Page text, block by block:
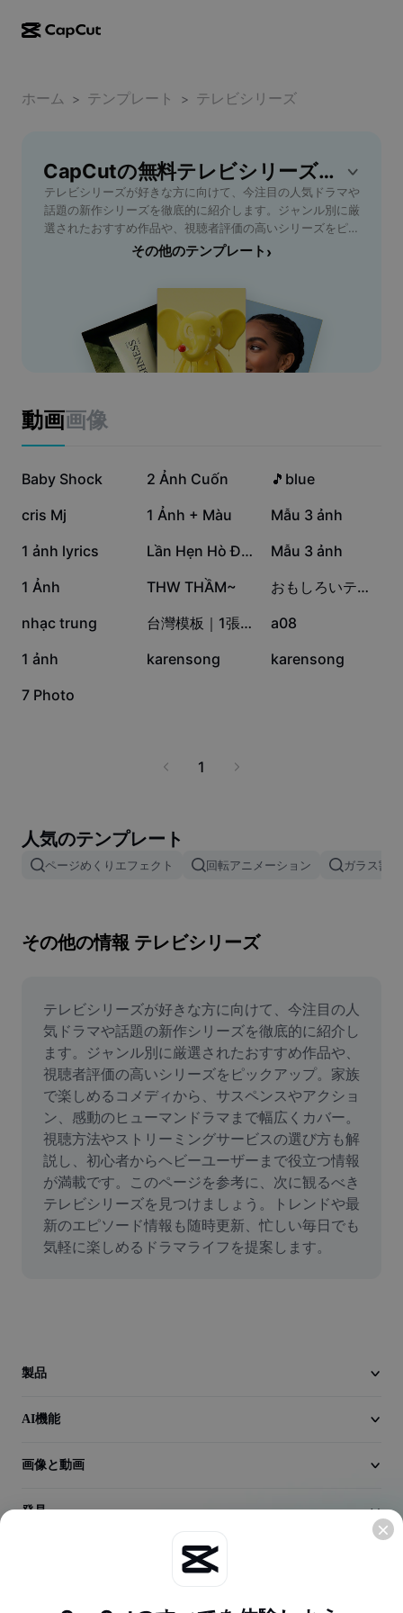
CapCutデスクトップ
CapCut Pad
CapCutモバイル
動画スタジオ
AI動画ジェネレーター
AI画像ジェネレーター
Dreamina Seedance 2.5
Nano Banana Pro
自動キャプション
キャプションテンプレート
画像結合
画像サイズ変更
ミームジェネレーター
AI Text Remover
AI People Remover
AI Inpainting
Face Cutout
動画
動画のトリミング
動画への字幕追加
動画エディター＆ジェネレーター
画像エディター＆ジェネレーター
音声ジェネレーター＆エディター
ユースケース
マーケティング
ソーシャルメディアのテンプレート
その他
カレンダーのテンプレート
アニバーサリーのテンプレート
エフェクトのテンプレート
産業のテンプレート
振り返りのテンプレート
取り組み
アフィリエイト
パイオニアプログラム
クリエイティブパートナープログラム
CapCutクリエイティブキャンパス
トラストセンター
ヘルプセンター
ニュースルーム
CapCutの利用規約について
Dreamina Seedance 2.0 Launch
ホーム > テンプレート > テレビシリーズ
CapCutの無料テレビシリーズテンプレート
テレビシリーズが好きな方に向けて、今注目の人気ドラマや
話題の新作シリーズを徹底的に紹介します。ジャンル別に厳
選されたおすすめ作品や、視聴者評価の高いシリーズをピッ
クアップ。家族で楽しめるコメディから、サスペンスやアク
ヘビーユーザーまで役立つ情報が満載です。このページを参
考に、次に観るべきテレビシリーズを見つけましょう。トレ
ンドや最新のエピソード情報も随時更新、忙しい毎日でも気
軽に楽しめるドラマライフを提案します。
その他のテンプレート ›
動画画像
87.3万
Baby Shock 43.6万
2 Ảnh Cuốn 42万
🎵blue
36.6万
cris Mj 21.5万
1 Ảnh + Màu 19.9万
Mẫu 3 ảnh
11.3万
1 ảnh lyrics 4.8万 Lần Hẹn Hò Đầu Tiên 4.6万
Mẫu 3 ảnh
4.2万
1 Ảnh 2.3万
THW THẦM~ 1.8万 おもしろいテンプレ
1.7万
nhạc trung 9671 台灣模板｜1張｜專屬 7472
a08
6646
1 ảnh 4591
karensong 1740
karensong
16
7 Photo
1
人気のテンプレート
ページめくりエフェクト 回転アニメーション ガラス割
その他の情報 テレビシリーズ
テレビシリーズが好きな方に向けて、今注目の人
気ドラマや話題の新作シリーズを徹底的に紹介し
ます。ジャンル別に厳選されたおすすめ作品や、
視聴者評価の高いシリーズをピックアップ。家族
で楽しめるコメディから、サスペンスやアクショ
ン、感動のヒューマンドラマまで幅広くカバー。
視聴方法やストリーミングサービスの選び方も解
説し、初心者からヘビーユーザーまで役立つ情報
が満載です。このページを参考に、次に観るべき
テレビシリーズを見つけましょう。トレンドや最
新のエピソード情報も随時更新、忙しい毎日でも
気軽に楽しめるドラマライフを提案します。
製品
AI機能
画像と動画
発見